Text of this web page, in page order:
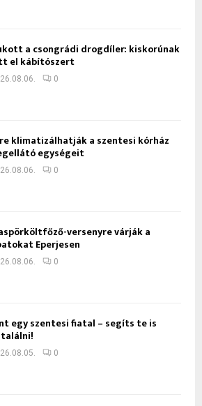
a csongrádi drogdíler: kiskorúnak
el kábítószert
0
klimatizálhatják a szentesi kórház
egységeit
0
versenyre várják a
Eperjesen
0
egy szentesi fiatal – segíts te is
0